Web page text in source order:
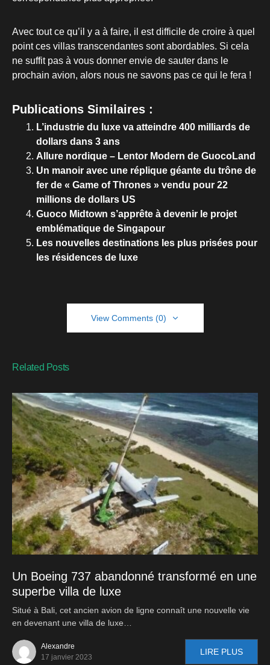
correspondance plus appropriée.
Avec tout ce qu’il y a à faire, il est difficile de croire à quel
point ces villas transcendantes sont abordables. Si cela
ne suffit pas à vous donner envie de sauter dans le
prochain avion, alors nous ne savons pas ce qui le fera !
Publications Similaires :
L’industrie du luxe va atteindre 400 milliards de
dollars dans 3 ans
Allure nordique – Lentor Modern de GuocoLand
Un manoir avec une réplique géante du trône de
fer de « Game of Thrones » vendu pour 22
millions de dollars US
Guoco Midtown s’apprête à devenir le projet
emblématique de Singapour
Les nouvelles destinations les plus prisées pour
Un Boeing 737 abandonné transformé en une
superbe villa de luxe
Situé à Bali, cet ancien avion de ligne connaît une nouvelle vie
Alexandre